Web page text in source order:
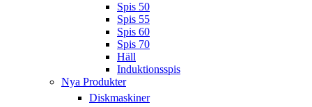
Spis 50
Spis 55
Spis 60
Spis 70
Häll
Induktionsspis
Nya Produkter
Diskmaskiner